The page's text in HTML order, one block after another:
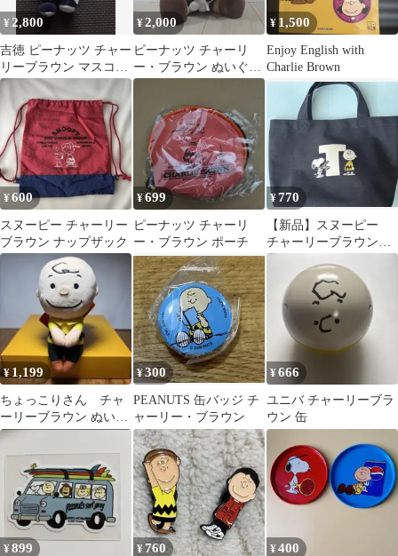
¥ 2,800
吉徳 ピーナッツ チャー
リーブラウン マスコッ
ト
¥2,000
ピーナッツ チャーリ
ー・ブラウン ぬいぐる
み スヌーピー抱っこ
¥ 1,500
Enjoy English with
Charlie Brown
¥600
スヌーピー チャーリー
ブラウン ナップザック
¥699
ピーナッツ チャーリ
ー・ブラウン ポーチ
¥770
【新品】スヌーピー
チャーリーブラウン
トートバッグ イニシ
ャル T
¥ 1,199
ちょっこりさん チャ
ーリーブラウン ぬいぐ
るみ マスコット
¥300
PEANUTS 缶バッジ チ
ャーリー・ブラウン
¥666
ユニバ チャーリーブラ
ウン 缶
¥899 ¥ 760 ¥400